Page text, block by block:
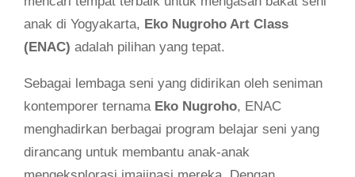
anak di Yogyakarta, Eko Nugroho Art Class
(ENAC) adalah pilihan yang tepat.
Sebagai lembaga seni yang didirikan oleh seniman
kontemporer ternama Eko Nugroho, ENAC
menghadirkan berbagai program belajar seni yang
dirancang untuk membantu anak-anak